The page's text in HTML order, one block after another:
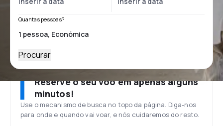
Quantas pessoas?
Procurar
Reserve o seu voo em apenas alguns
minutos!
Use o mecanismo de busca no topo da página. Diga-nos
para onde e quando vai voar, e nós cuidaremos do resto.